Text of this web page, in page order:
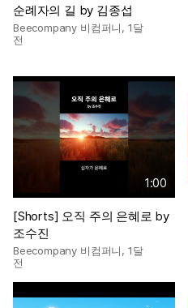
순례자의 길 by 김종섭
Beecompany 비컴퍼니, 1달
전
1:00
[Shorts] 오직 주의 은혜로 by
조수진
Beecompany 비컴퍼니, 1달
전